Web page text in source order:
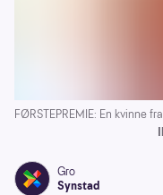
FØRSTEPREMIE: En kvinne
Gro
Synstad